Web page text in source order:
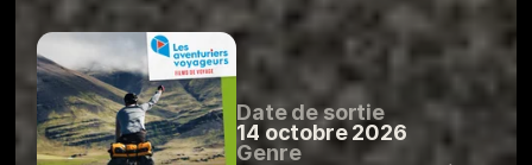
Date de sortie
14 octobre 2026
Genre